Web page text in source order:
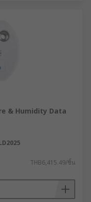
& Humidity Data
THB6,415.49/ชิ้น